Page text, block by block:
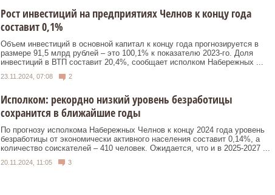
Рост инвестиций на предприятиях Челнов к концу года
составит 0,1%
Объем инвестиций в основной капитал к концу года прогнозируется в
размере 91,5 млрд рублей – это 100,1% к показателю 2023-го. Доля
инвестиций в ВТП составит 20,4%, сообщает исполком Набережных ...
23.11.2024, 07:08 2
Исполком: рекордно низкий уровень безработицы
сохранится в ближайшие годы
По прогнозу исполкома Набережных Челнов к концу 2024 года уровень
безработицы от экономически активного населения составит 0,14%, а
количество соискателей – 410 человек. Ожидается, что и в 2025-2027 ...
20.11.2024, 11:05 3